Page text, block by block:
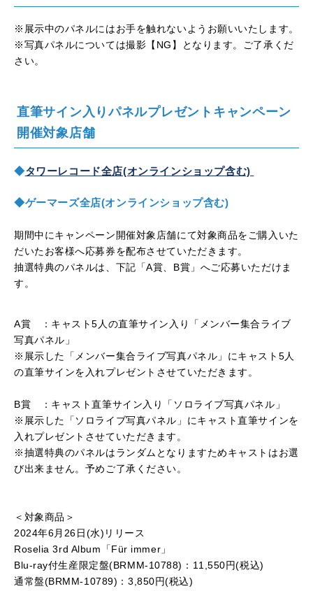
※展示中のパネルにはお手を触れないようお願いいたします。
※写真パネルについては撮影【NG】となります。ご了承くだ
さい。
直筆サイン入りパネルプレゼントキャンペーン
開催対象店舗
◆タワーレコード全店(オンラインショップ含む)
◆ゲーマーズ全店(オンラインショップ含む)
期間中にキャンペーン開催対象店舗にて対象商品をご購入いた
だいたお客様へ応募券を配布させていただきます。
抽選特典のパネルは、下記「A賞、B賞」へご応募いただけま
す。
A賞 ：キャスト5人の直筆サイン入り「メンバー集合ライブ
写真パネル」
※展示した「メンバー集合ライブ写真パネル」にキャスト5人
の直筆サインを入れプレゼントさせていただきます。
B賞 ：キャスト直筆サイン入り「ソロライブ写真パネル」
※展示した「ソロライブ写真パネル」にキャスト直筆サインを
入れプレゼントさせていただきます。
※抽選特典のパネルはランダムとなりますためキャストはお選
び出来ません。 予めご了承ください。
＜対象商品＞
2024年6月26日(水)リリース
Roselia 3rd Album「Für immer」
Blu-ray付生産限定盤(BRMM-10788)：11,550円(税込)
通常盤(BRMM-10789)：3,850円(税込)